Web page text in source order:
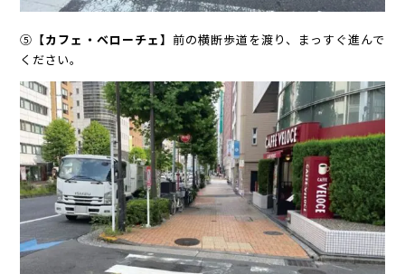
⑤ 【カフェ・ベローチェ】 前の横断歩道を渡り、まっすぐ進んで
ください。